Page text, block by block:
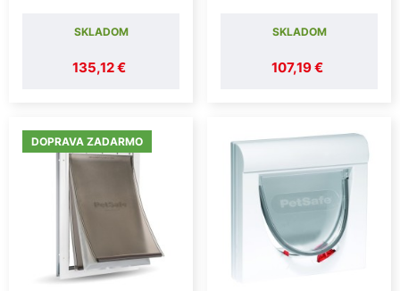
135,12 €
SKLADOM
107,19 €
SKLADOM
DOPRAVA ZADARMO